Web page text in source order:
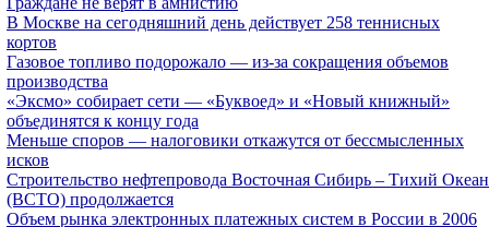
В Москве на сегодняшний день действует 258 теннисных
кортов
Газовое топливо подорожало — из-за сокращения объемов
производства
«Эксмо» собирает сети — «Буквоед» и «Новый книжный»
объединятся к концу года
Меньше споров — налоговики откажутся от бессмысленных
исков
Строительство нефтепровода Восточная Сибирь – Тихий Океан
(ВСТО) продолжается
Объем рынка электронных платежных систем в России в 2006